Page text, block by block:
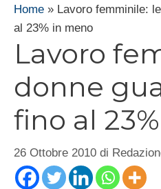
Home » Lavoro femminile:
al 23% in meno
Lavoro
donne
fino al
26 Ottobre 2010 di